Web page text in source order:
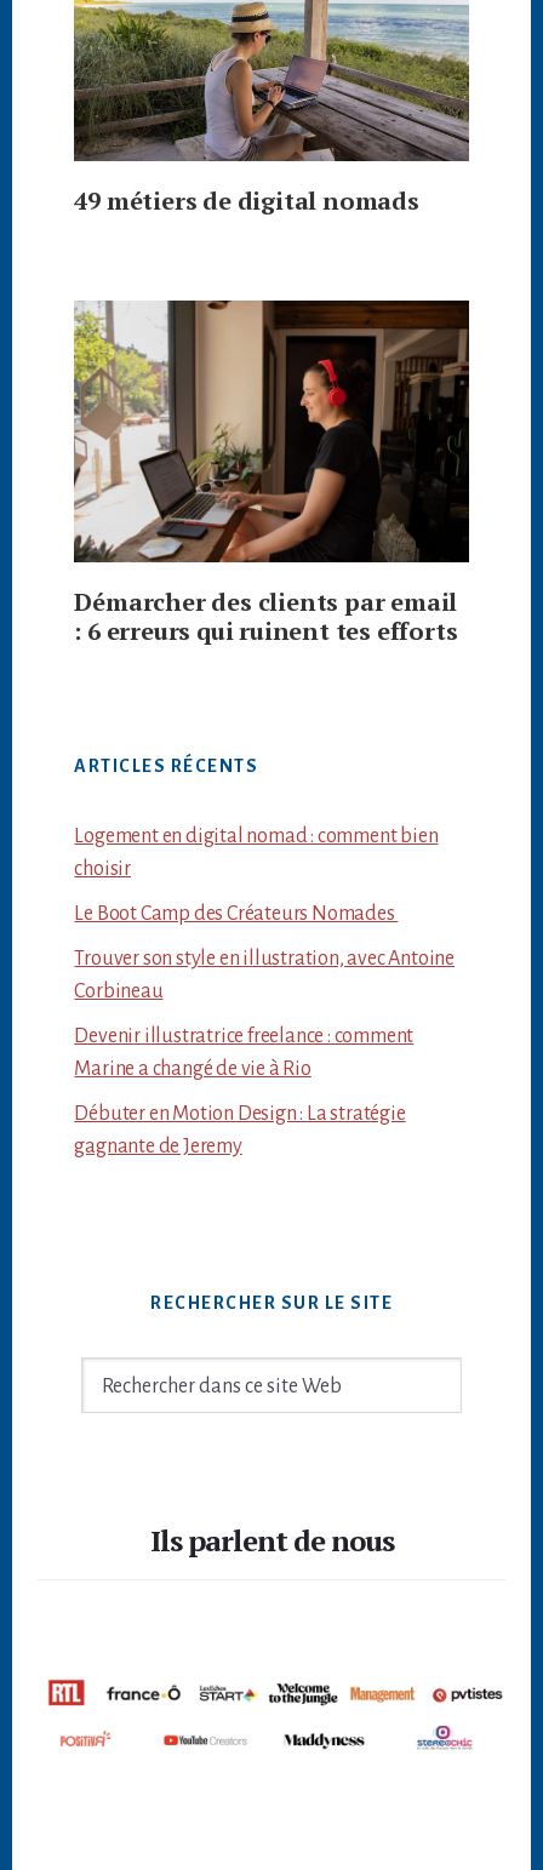
49 métiers de digital nomads
Démarcher des clients par email
: 6 erreurs qui ruinent tes efforts
ARTICLES RÉCENTS
Logement en digital nomad : comment bien
choisir
Le Boot Camp des Créateurs Nomades
Trouver son style en illustration, avec Antoine
Corbineau
Devenir illustratrice freelance : comment
Marine a changé de vie à Rio
Débuter en Motion Design : La stratégie
gagnante de Jeremy
RECHERCHER SUR LE SITE
Rechercher
Ils parlent de nous